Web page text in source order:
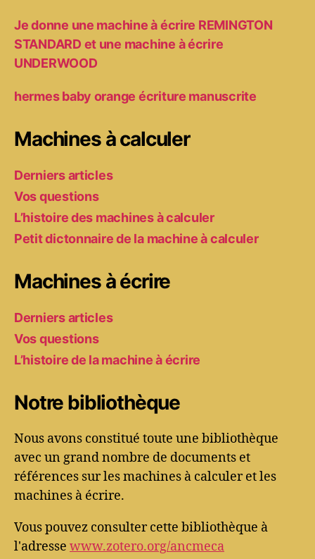
Je donne une machine à écrire REMINGTON
STANDARD et une machine à écrire
UNDERWOOD
hermes baby orange écriture manuscrite
Machines à calculer
Derniers articles
Vos questions
L’histoire des machines à calculer
Petit dictonnaire de la machine à calculer
Machines à écrire
Derniers articles
Vos questions
L’histoire de la machine à écrire
Notre bibliothèque
Nous avons constitué toute une bibliothèque
avec un grand nombre de documents et
références sur les machines à calculer et les
machines à écrire.
Vous pouvez consulter cette bibliothèque à
l'adresse www.zotero.org/ancmeca